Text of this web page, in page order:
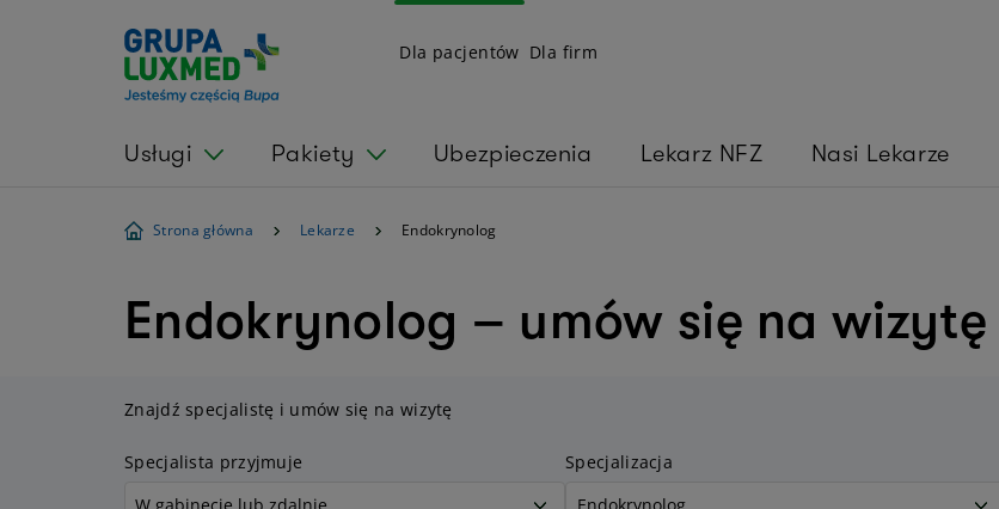
Dla pacjentów Dla firm
Usługi Pakiety Ubezpieczenia Lekarz NFZ Nasi Lekarze
Strona główna Lekarze Endokrynolog
Endokrynolog – umów się na wizytę
Znajdź specjalistę i umów się na wizytę
Specjalista przyjmuje Specjalizacja